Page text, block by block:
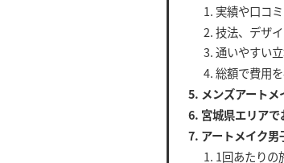
実績や口コ
技法、デザ
通いやすい
総額で費用
メンズアート
宮城県エリア
アートメイク
1回あたりの